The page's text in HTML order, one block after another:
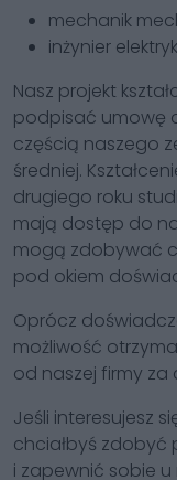
mechanik
inżynier
Nasz projekt
podpisać umowę
częścią naszego
średniej.
drugiego roku
mają dostęp do
mogą zdobywać
pod okiem
Oprócz
możliwość
od naszej firmy za
Jeśli interesujesz
chciałbyś zdobyć
i zapewnić sobie u